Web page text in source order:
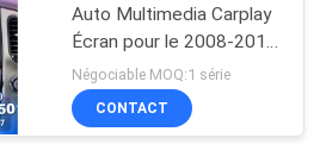
Auto Multimedia Carplay
Écran pour le 2008-2017
Infiniti EX25 EX35 EX37
EX30d EX QX50
Négociable MOQ:1 série
CONTACT